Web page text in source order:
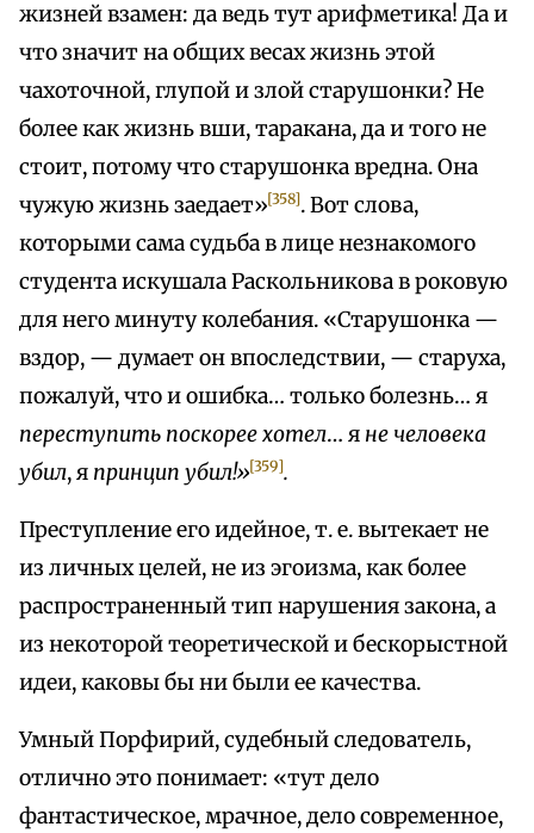
жизней взамен: да ведь тут арифметика! Да и
что значит на общих весах жизнь этой
чахоточной, глупой и злой старушонки? Не
более как жизнь вши, таракана, да и того не
стоит, потому что старушонка вредна. Она
чужую жизнь заедает»[358]. Вот слова,
которыми сама судьба в лице незнакомого
студента искушала Раскольникова в роковую
для него минуту колебания. «Старушонка —
вздор, — думает он впоследствии, — старуха,
пожалуй, что и ошибка… только болезнь… я
переступить поскорее хотел… я не человека
убил, я принцип убил!»[359].
Преступление его идейное, т. е. вытекает не
из личных целей, не из эгоизма, как более
распространенный тип нарушения закона, а
из некоторой теоретической и бескорыстной
идеи, каковы бы ни были ее качества.
Умный Порфирий, судебный следователь,
отлично это понимает: «тут дело
фантастическое, мрачное, дело современное,